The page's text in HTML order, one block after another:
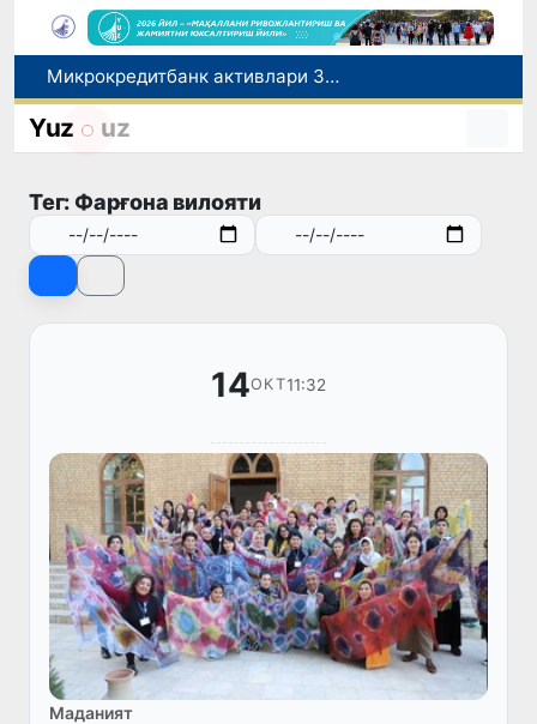
Малайзия Марказий Осиёда тиббий туризм йўналиши сифатидаги мавқеини мустаҳкамламоқда
Yuz uz
Тег: Фарғона вилояти
14ОКТ11:32
Маданият